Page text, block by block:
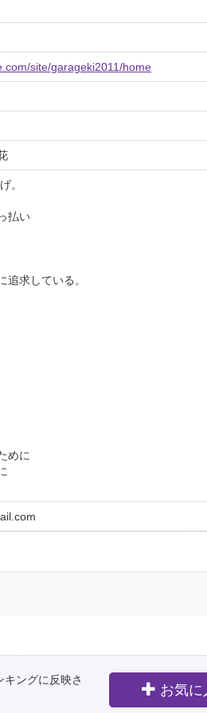
site/garageki2011/home
。
払い
追求している。
めに
ングに反映さ
お気に